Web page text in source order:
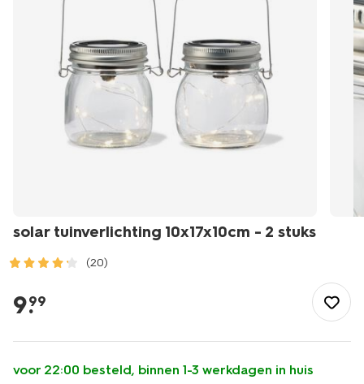
solar tuinverlichting 10x17x10cm - 2 stuks
(20)
onderweg/tuin/tuinverlichting/solar-
tuinverlichting-
-
stuks-
9.
99
voor 22:00 besteld, binnen 1-3 werkdagen in huis